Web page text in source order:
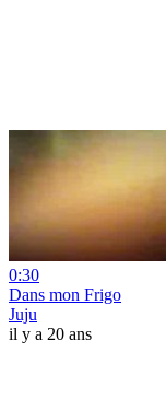
0:30
Dans mon Frigo
Juju
il y a 20 ans